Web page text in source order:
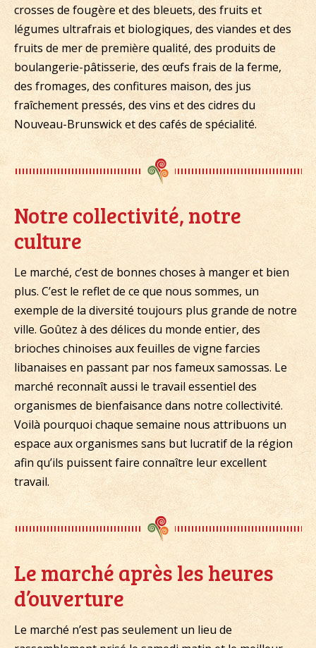
crosses de fougère et des bleuets, des fruits et
légumes ultrafrais et biologiques, des viandes et des
fruits de mer de première qualité, des produits de
boulangerie-pâtisserie, des œufs frais de la ferme,
des fromages, des confitures maison, des jus
fraîchement pressés, des vins et des cidres du
Nouveau-Brunswick et des cafés de spécialité.
Notre collectivité, notre
culture
Le marché, c’est de bonnes choses à manger et bien
plus. C’est le reflet de ce que nous sommes, un
exemple de la diversité toujours plus grande de notre
ville. Goûtez à des délices du monde entier, des
brioches chinoises aux feuilles de vigne farcies
libanaises en passant par nos fameux samossas. Le
marché reconnaît aussi le travail essentiel des
organismes de bienfaisance dans notre collectivité.
Voilà pourquoi chaque semaine nous attribuons un
espace aux organismes sans but lucratif de la région
afin qu’ils puissent faire connaître leur excellent
travail.
Le marché après les heures
d’ouverture
Le marché n’est pas seulement un lieu de